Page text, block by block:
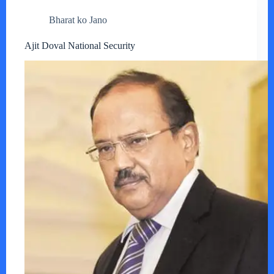
Bharat ko Jano
Ajit Doval National Security